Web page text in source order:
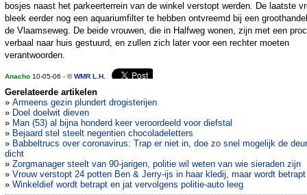
bosjes naast het parkeerterrein van de winkel verstopt werden. De laatste
bleek eerder nog een aquariumfilter te hebben ontvreemd bij een
de Vlaamseweg. De beide vrouwen, die in Halfweg wonen, zijn met een
verbaal naar huis gestuurd, en zullen zich later voor een rechter moeten
verantwoorden.
Anacho 10-05-06 - ©WMR L.H.
Gerelateerde artikelen
» Armeens gezin plundert drogisterijen
» Doel doelwit dieven
» Man (53) al bijna honderd keer veroordeeld voor diefstal
» Bejaard stel steelt negentien chocoladeletters
» Babbeltrucs over coronavirus: Trap er niet in, doe zo snel mogelijk de deur
dicht
» Zorgmanager steelt van 90-jarigen, politie wil weten van wie sieraden zijn
» Vrouw verstopt 24 potten Ben & Jerry-ijs in haar kledij, maar wordt betrapt
» Winkeldief wordt betrapt en jat vervolgens politie-auto leeg